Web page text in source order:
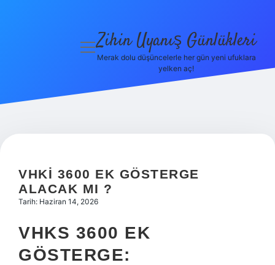
Politikası
menüyü
Zihin Uyanış Günlükleri
Merak dolu düşüncelerle her gün yeni ufuklara
yelken aç!
VHKI 3600 EK GÖSTERGE
ALACAK MI ?
Tarih: Haziran 14, 2026
VHKS 3600 EK
GÖSTERGE: